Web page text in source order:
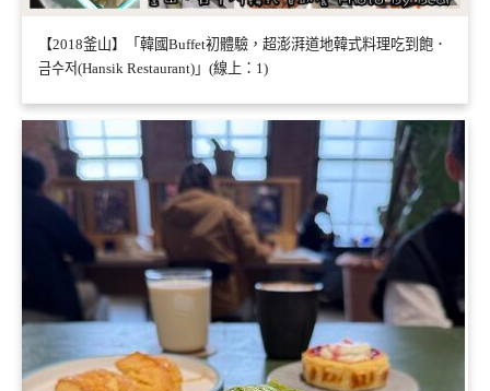
【2018釜山】「韓國Buffet初體驗，超澎湃道地韓式料理吃到飽．
금수저(Hansik Restaurant)」(線上：1)